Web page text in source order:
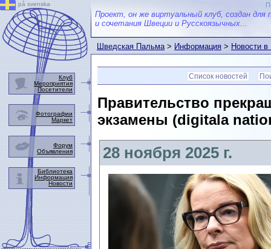
Проект, он же виртуальный клуб, создан для
и сочетания Швеции и Русскоязычных...
Шведская Пальма>Информация>Новости
Список новостей
Правительство
экзамены (digitala
28 ноября 2025 г.
på svenska
Клуб
Мероприятия
Посетители
Фотографии
Маркет
Форум
Объявления
Библиотека
Информация
Новости